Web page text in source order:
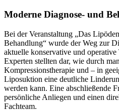
Moderne Diagnose- und
Bei der Veranstaltung „Das
Behandlung“ wurde der Weg zur
aktuelle konservative und
Experten stellten dar, wie durch
Kompressionstherapie und – in
Liposuktion eine deutliche
werden kann. Eine abschließende
persönliche Anliegen und einen
Fachteam.